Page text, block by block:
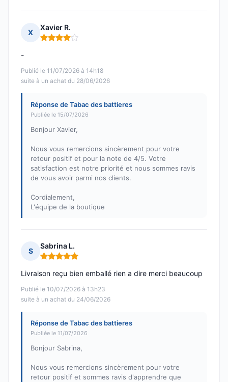
X
Xavier R.
Note : 4 sur 5
Publié le 11/07/2026 à 14h18
suite à un achat du 28/06/2026
-
Réponse de Tabac des battieres
Publiée le 15/07/2026
Bonjour Xavier,
Nous vous remercions sincèrement pour votre
retour positif et pour la note de 4/5. Votre
satisfaction est notre priorité et nous sommes ravis
de vous avoir parmi nos clients.
Cordialement,
L'équipe de la boutique
S
Sabrina L.
Note : 5 sur 5
Publié le 10/07/2026 à 13h23
suite à un achat du 24/06/2026
Livraison reçu bien emballé rien a dire merci beaucoup
Réponse de Tabac des battieres
Publiée le 11/07/2026
Bonjour Sabrina,
Nous vous remercions sincèrement pour votre
retour positif et sommes ravis d'apprendre que